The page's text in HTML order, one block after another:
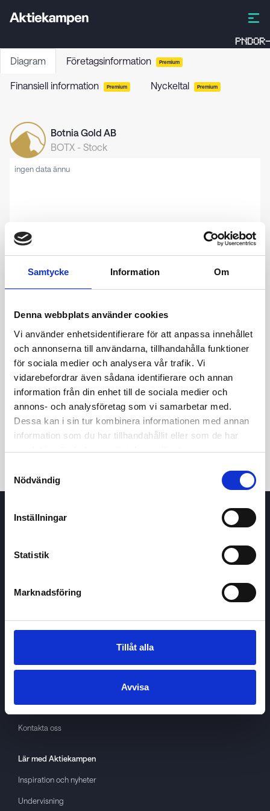
Samtycke Information Om
Denna webbplats använder cookies
Vi använder enhetsidentifierare för att anpassa innehållet
och annonserna till användarna, tillhandahålla funktioner
för sociala medier och analysera vår trafik. Vi
vidarebefordrar även sådana identifierare och annan
information från din enhet till de sociala medier och
annons- och analysföretag som vi samarbetar med.
Dessa kan i sin tur kombinera informationen med annan
information som du har tillhandahållit eller som de har
samlat in när du har använt deras tjänster.
Nödvändig
Inställningar
Statistik
Marknadsföring
Tillåt alla
Avvisa
PNDOR-
Diagram Företagsinformation Premium
Finansiell information Premium Nyckeltal Premium
Botnia Gold AB
BOTX - Stock
ingen data ännu
24t 7d 1m 3m 1å 5å
Köp / Sälj
OmAktiekampen
About cookies
GDPR
Kontakta oss
Lär med Aktiekampen
Inspiration och nyheter
Undervisning